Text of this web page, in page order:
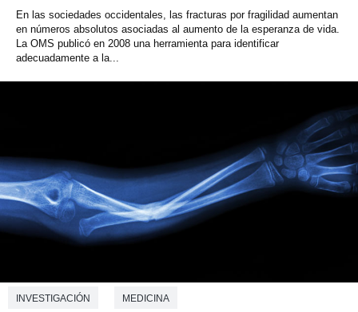
En las sociedades occidentales, las fracturas por fragilidad aumentan
en números absolutos asociadas al aumento de la esperanza de vida.
La OMS publicó en 2008 una herramienta para identificar
adecuadamente a la...
INVESTIGACIÓN MEDICINA